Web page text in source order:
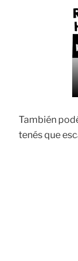
También
tenés que